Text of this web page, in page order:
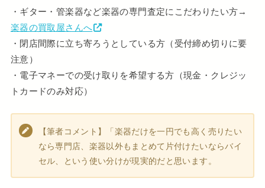
・ギター・管楽器など楽器の専門査定にこだわりたい方→
楽器の買取屋さんへ
・閉店間際に立ち寄ろうとしている方（受付締め切りに要
注意）
・電子マネーでの受け取りを希望する方（現金・クレジッ
トカードのみ対応）
【筆者コメント】「楽器だけを一円でも高く売りたい
なら専門店、楽器以外もまとめて片付けたいならバイ
セル、という使い分けが現実的だと思います。